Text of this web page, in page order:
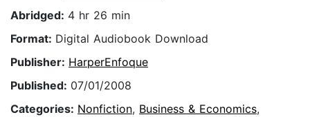
Abridged: 4 hr 26 min
Format: Digital Audiobook Download
Publisher: HarperEnfoque
Published: 07/01/2008
Categories: Nonfiction, Business & Economics,